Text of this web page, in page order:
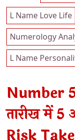
L Name Love Life
Numerology
L Name
Number
तारीख में 5